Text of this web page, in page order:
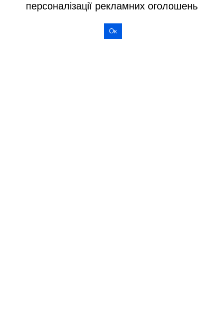
персоналізації рекламних оголошень
Ок